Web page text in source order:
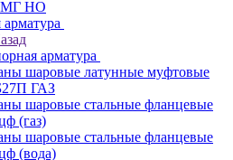
НО
арматура
шаровые латунные муфтовые
ГАЗ
шаровые стальные фланцевые
(газ)
шаровые стальные фланцевые
(вода)